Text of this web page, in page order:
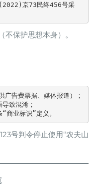
京73民终456号采
不保护思想本身）。
告费票据、媒体报道）；
导致混淆；
“商业标识”定义。
号判令停止使用“农夫山